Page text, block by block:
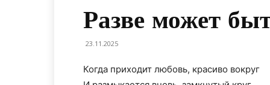
Разве может
23.11.2025
Когда приходит любовь, красиво вокруг